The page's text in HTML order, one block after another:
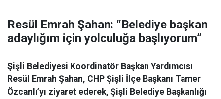
Resül Emrah Şahan: “Belediye başkan
adaylığım için yolculuğa başlıyorum”
Şişli Belediyesi Koordinatör Başkan Yardımcısı
Resül Emrah Şahan, CHP Şişli İlçe Başkanı Tamer
Özcanlı’yı ziyaret ederek, Şişli Belediye Başkanlığı